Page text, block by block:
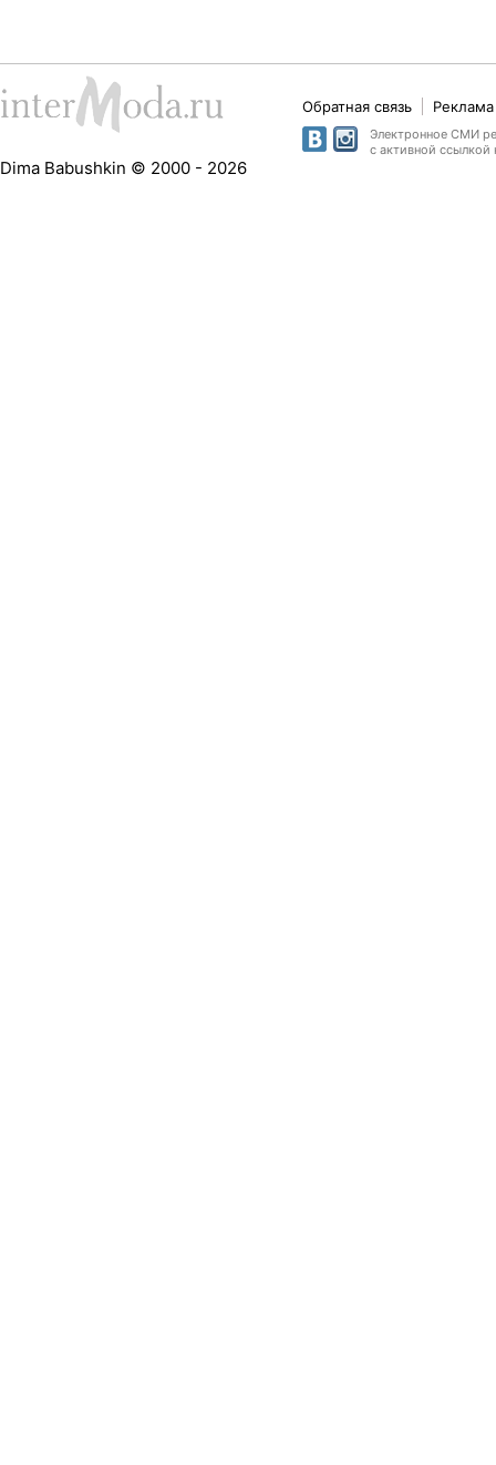
Dima Babushkin © 2000 - 2026
Обратная связь
Электронное СМИ
с активной ссылкой